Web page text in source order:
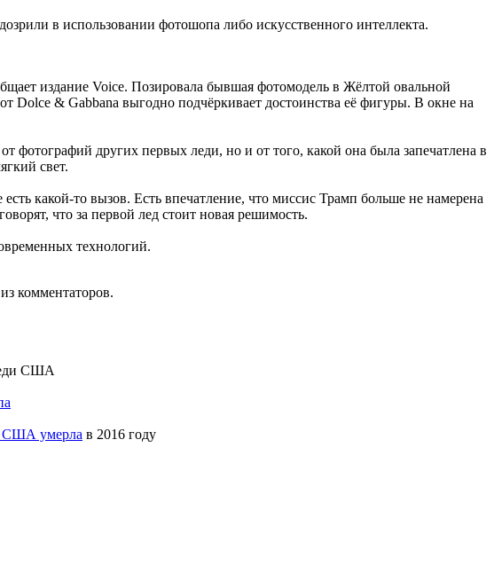
в использовании фотошопа либо искусственного интеллекта.
издание Voice. Позировала бывшая фотомодель в Жёлтой овальной
Dolce & Gabbana выгодно подчёркивает достоинства её фигуры. В окне на
других первых леди, но и от того, какой она была запечатлена в
свет.
какой-то вызов. Есть впечатление, что миссис Трамп больше не намерена
что за первой лед стоит новая решимость.
технологий.
комментаторов.
США
США умерла в 2016 году